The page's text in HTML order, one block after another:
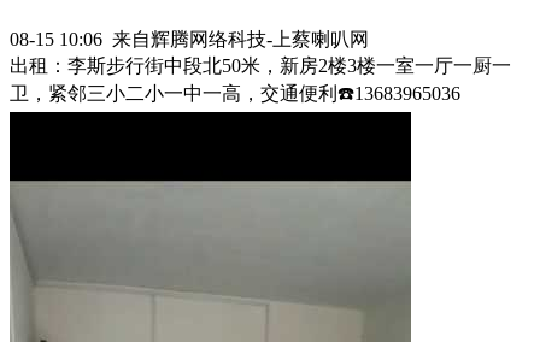
08-15 10:06 来自辉腾网络科技-上蔡喇叭网
出租：李斯步行街中段北50米，新房2楼3楼一室一厅一厨一
卫，紧邻三小二小一中一高，交通便利☎️13683965036